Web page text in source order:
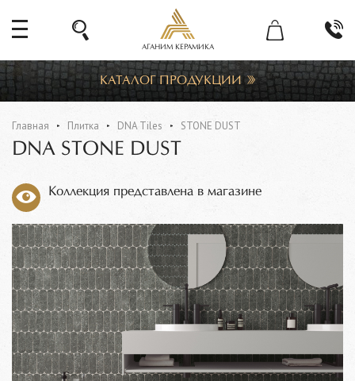
АГАНИМ КЕРАМИКА
КАТАЛОГ ПРОДУКЦИИ
Главная Плитка DNA Tiles STONE DUST
DNA STONE DUST
Коллекция представлена в магазине